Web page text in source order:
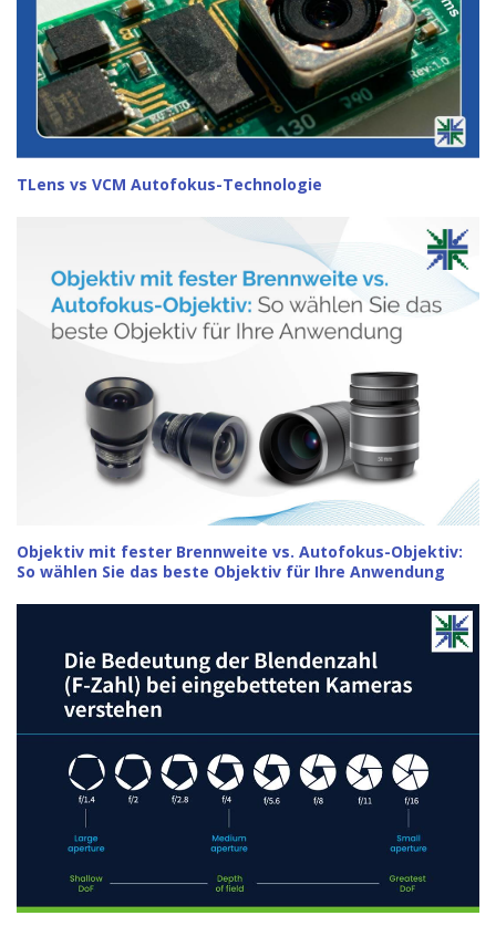
TLens vs VCM Autofokus-Technologie
Objektiv mit fester Brennweite vs. Autofokus-Objektiv:
So wählen Sie das beste Objektiv für Ihre Anwendung